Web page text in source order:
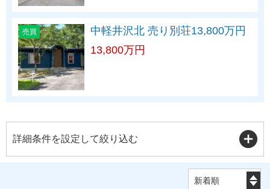
売買
中軽井沢北 売り別荘13,800万円
13,800万円
詳細条件を設定して絞り込む